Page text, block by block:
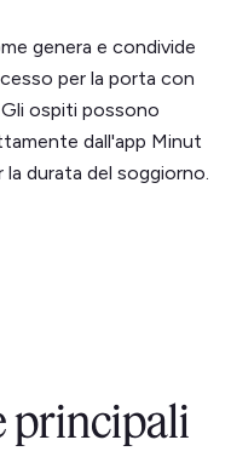
genera e condivide
per la porta con
ospiti possono
dall'app Minut
durata del soggiorno.
principali